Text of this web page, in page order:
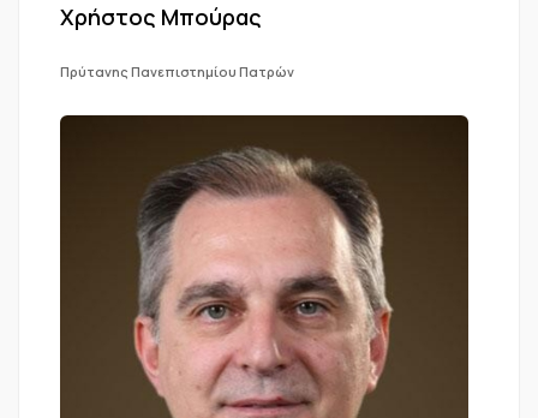
Χρήστος Μπούρας
Πρύτανης Πανεπιστημίου Πατρών